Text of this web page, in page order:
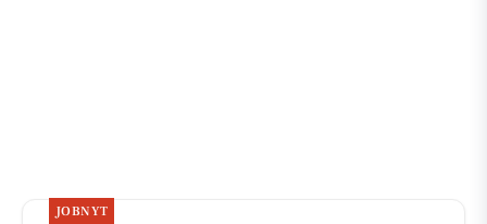
JOBNYT